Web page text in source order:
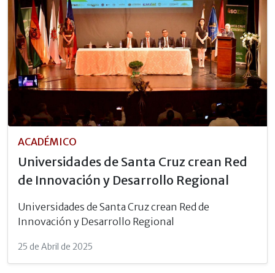
ACADÉMICO
Universidades de Santa Cruz crean Red
de Innovación y Desarrollo Regional
Universidades de Santa Cruz crean Red de
Innovación y Desarrollo Regional
25 de Abril de 2025